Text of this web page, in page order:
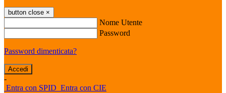
button close ×
Nome Utente
Password
Password dimenticata?
-
Entra con SPID Entra con CIE